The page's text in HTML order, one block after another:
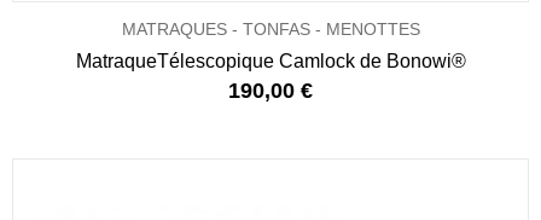
MATRAQUES - TONFAS - MENOTTES
MatraqueTélescopique Camlock de Bonowi®
190,00 €